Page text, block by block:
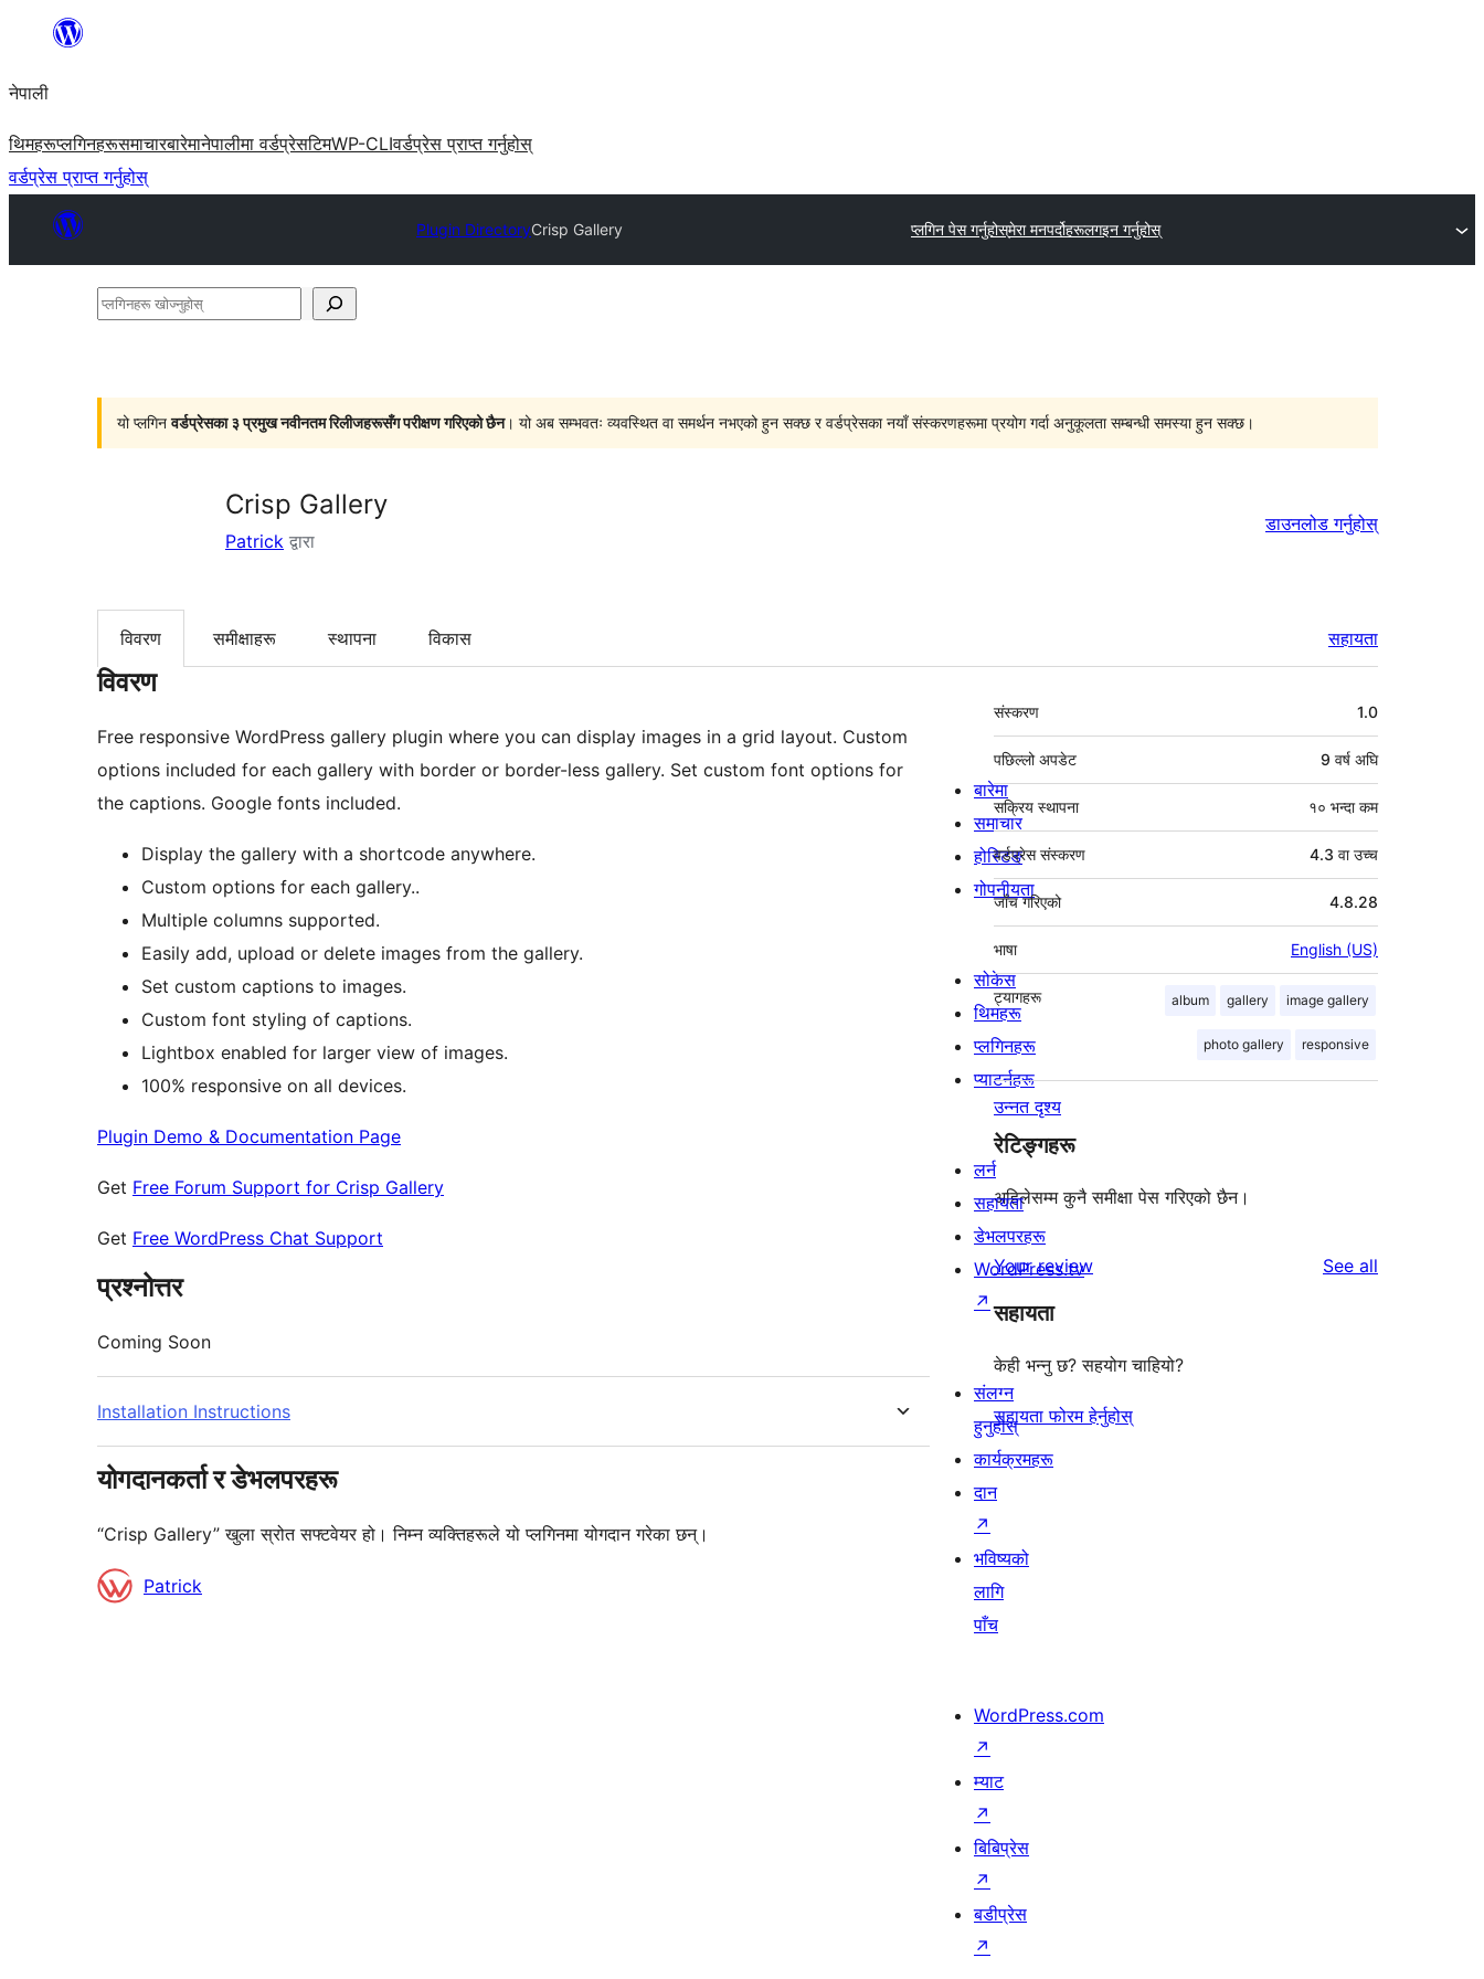
सामग्रीमा
नेपाली
थिमहरूप्लगिनहरूसमाचारबारेमानेपालीमा वर्डप्रेसटिमWP-CLIवर्डप्रेस प्राप्त गर्नुहोस्
वर्डप्रेस प्राप्त गर्नुहोस्
Plugin DirectoryCrisp Gallery प्लगिन पेस गर्नुहोस्मेरा मनपर्दोहरूलगइन गर्नुहोस्
प्लगिनहरू
यो प्लगिनवर्डप्रेसका ३ प्रमुख नवीनतम रिलीजहरूसँग परीक्षण गरिएको छैन। यो अब सम्भवतः व्यवस्थित वा समर्थन नभएको हुन सक्छ र वर्डप्रेसका नयाँ संस्करणहरूमा प्रयोग गर्दा अनुकूलता सम्बन्धी समस्या हुन सक्छ।
Crisp Gallery
Patrick द्वारा
डाउनलोड गर्नुहोस्
विवरण समीक्षाहरू स्थापना विकास सहायता
विवरण
Free responsive WordPress gallery plugin where you can display images in a grid layout. Custom
options included for each gallery with border or border-less gallery. Set custom font options for
the captions. Google fonts included.
Display the gallery with a shortcode anywhere.
Custom options for each gallery..
Multiple columns supported.
Easily add, upload or delete images from the gallery.
Set custom captions to images.
Custom font styling of captions.
Lightbox enabled for larger view of images.
100% responsive on all devices.
Plugin Demo & Documentation Page
Get Free Forum Support for Crisp Gallery
Get Free WordPress Chat Support
प्रश्नोत्तर
Coming Soon
Installation Instructions
योगदानकर्ता र डेभलपरहरू
“Crisp Gallery” खुला स्रोत सफ्टवेयर हो। निम्न व्यक्तिहरूले यो प्लगिनमा योगदान गरेका छन्।
योगदानकर्ताहरू
Patrick
मेटा
संस्करण 1.0
पछिल्लो अपडेट 9 वर्ष अघि
सक्रिय स्थापना १० भन्दा कम
वर्डप्रेस संस्करण 4.3 वा उच्च
जाँच गरिएको 4.8.28
भाषा English (US)
ट्यागहरू album gallery image gallery
photo gallery responsive
उन्नत दृश्य
रेटिङ्गहरू
अहिलेसम्म कुनै समीक्षा पेस गरिएको छैन।
Your review See all
सहायता
केही भन्नु छ? सहयोग चाहियो?
सहायता फोरम हेर्नुहोस्
बारेमा
समाचार
होस्टिङ
गोपनीयता
सोकेस
थिमहरू
प्लगिनहरू
प्याटर्नहरू
लर्न
सहायता
डेभलपरहरू
WordPress.tv
↗
संलग्न
हुनुहोस्
कार्यक्रमहरू
दान
↗
भविष्यको
लागि
पाँच
WordPress.com
↗
म्याट
↗
बिबिप्रेस
↗
बडीप्रेस
↗